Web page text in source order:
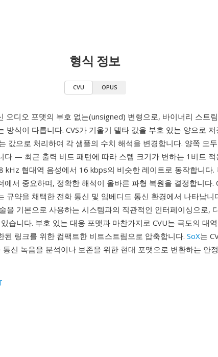
형식 정보
CVU OPUS
오디오 포맷의 부호 없는(unsigned) 변형으로, 바이너리 스트
방식이 다릅니다. CVS가 기울기 델타 값을 부호 있는 양으로
값으로 처리하여 각 샘플의 수치 해석을 변경합니다. 양쪽 모
다 — 최근 출력 비트 패턴에 따라 스텝 크기가 변하는 1비트 적
kHz 협대역 음성에서 16 kbps의 비슷한 레이트로 동작합니다.
에서 중요하며, 정확한 해석이 올바른 파형 복원을 결정합니다.
규약을 채택한 전화 통신 및 임베디드 통신 환경에서 나타납니
을 기본으로 사용하는 시스템과의 직관적인 인터페이싱으로,
습니다. 부호 있는 대응 포맷과 마찬가지로 CVU는 극도의 대
된 링크를 위한 컴팩트한 비트스트림으로 압축합니다. SoX는
통신 녹음을 분석이나 보존을 위한 현대 포맷으로 변환하는 안